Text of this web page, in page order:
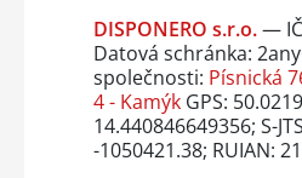
DISPONERO s.r.o.—
Datová schránka:
společnosti: Písnická
4 - KamýkGPS:
14.440846649356; S-
-1050421.38; RUIAN: